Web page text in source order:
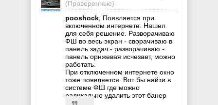
(Проверенные)
pooshock , Появляется при
включенном интернете. Нашел
для себя решение. Разворачиваю
ФШ во весь экран - сворачиваю в
панель задач - разворачиваю -
панель орнжевая исчезает, можно
работать.
При отключенном интернете окно
тоже появляется. Вот бы найти в
системе ФШ где можно
радикально удалить этот банер